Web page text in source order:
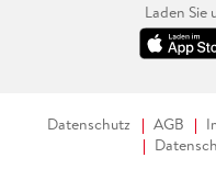
Laden Sie
Datenschutz AGB